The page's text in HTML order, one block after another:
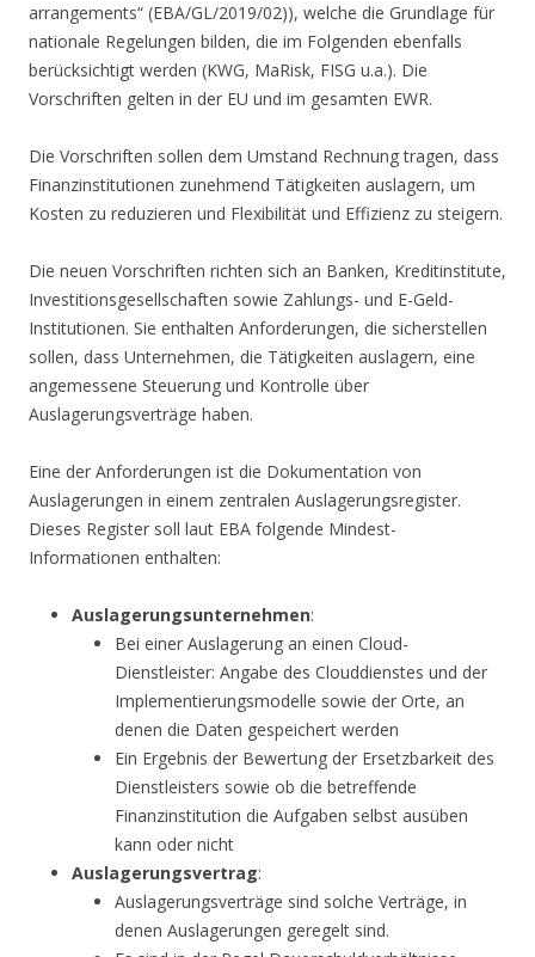
arrangements“ (EBA/GL/2019/02)), welche die Grundlage für
nationale Regelungen bilden, die im Folgenden ebenfalls
berücksichtigt werden (KWG, MaRisk, FISG u.a.). Die
Vorschriften gelten in der EU und im gesamten EWR.
Die Vorschriften sollen dem Umstand Rechnung tragen, dass
Finanzinstitutionen zunehmend Tätigkeiten auslagern, um
Kosten zu reduzieren und Flexibilität und Effizienz zu steigern.
Die neuen Vorschriften richten sich an Banken, Kreditinstitute,
Investitionsgesellschaften sowie Zahlungs- und E-Geld-
Institutionen. Sie enthalten Anforderungen, die sicherstellen
sollen, dass Unternehmen, die Tätigkeiten auslagern, eine
angemessene Steuerung und Kontrolle über
Auslagerungsverträge haben.
Eine der Anforderungen ist die Dokumentation von
Auslagerungen in einem zentralen Auslagerungsregister.
Dieses Register soll laut EBA folgende Mindest-
Informationen enthalten:
Auslagerungsunternehmen:
Bei einer Auslagerung an einen Cloud-
Dienstleister: Angabe des Clouddienstes und der
Implementierungsmodelle sowie der Orte, an
denen die Daten gespeichert werden
Ein Ergebnis der Bewertung der Ersetzbarkeit des
Dienstleisters sowie ob die betreffende
Finanzinstitution die Aufgaben selbst ausüben
kann oder nicht
Auslagerungsvertrag:
Auslagerungsverträge sind solche Verträge, in
denen Auslagerungen geregelt sind.